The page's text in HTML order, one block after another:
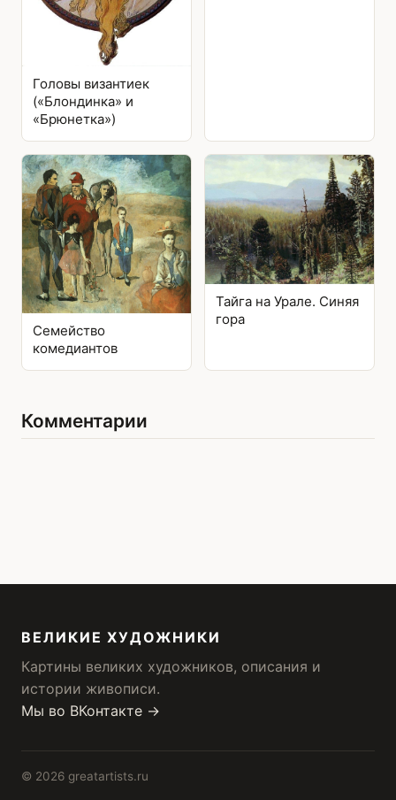
Головы византиек
(«Блондинка» и
«Брюнетка»)
Семейство
комедиантов
Тайга на Урале. Синяя
гора
Комментарии
ВЕЛИКИЕ ХУДОЖНИКИ
Картины великих художников, описания и
истории живописи.
Мы во ВКонтакте →
© 2026 greatartists.ru